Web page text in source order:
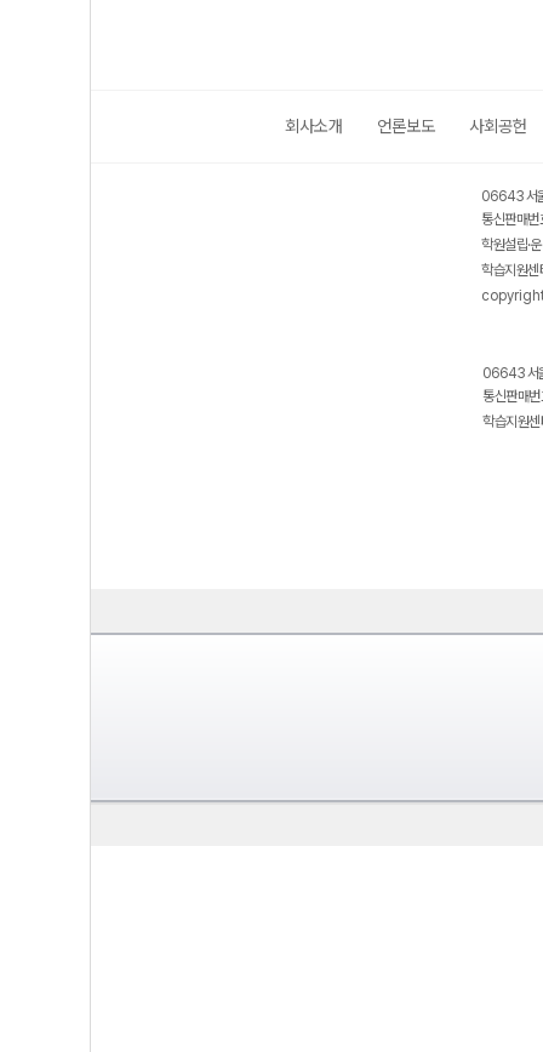
회사소개 언론보도 사회공헌
06643 서
통신판매
학원설립·
학습지원
06643 서
통신판매
학습지원